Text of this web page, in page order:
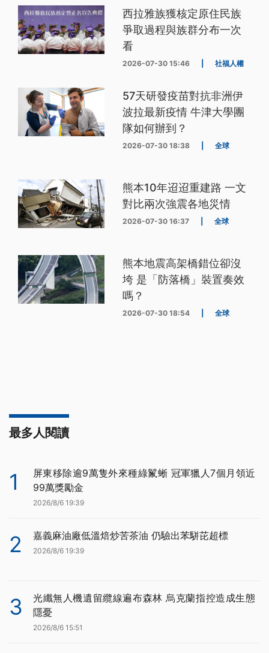
西拉雅族獲核定原住民族
爭取過程與族群分布一次
看
2026-07-30 15:46 社福人權
57天研發疫苗對抗非洲伊
波拉最新疫情 牛津大學團
隊如何辦到？
2026-07-30 18:38 全球
熊本10年迢迢重建路 一文
對比兩次強震各地災情
2026-07-30 16:37 全球
熊本地震高架橋錯位卻沒
垮 是「防落橋」裝置奏效
嗎？
2026-07-30 18:54 全球
最多人閱讀
1
屏東移除逾9萬隻外來種綠鬣蜥 冠軍獵人7個月領近
99萬獎勵金
2026/8/6 19:39
2 嘉義麻油廠低溫焙炒苦茶油 仍驗出苯駢芘超標
2026/8/6 19:39
3
光纖無人機遺留纜線遍布森林 烏克蘭指控造成生態
隱憂
2026/8/6 15:51